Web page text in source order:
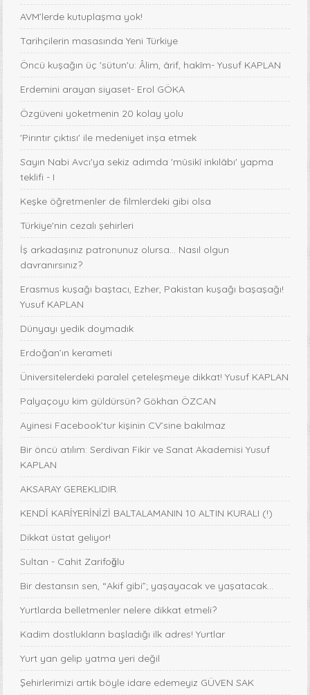
AVM’lerde kutuplaşma yok!
Tarihçilerin masasında Yeni Türkiye
Öncü kuşağın üç 'sütun'u: Âlim, ârif, hakîm- Yusuf KAPLAN
Erdemini arayan siyaset- Erol GÖKA
Özgüveni yoketmenin 20 kolay yolu
'Pirıntır çıktısı' ile medeniyet inşa etmek
Sayın Nabi Avcı'ya sekiz adımda 'mûsikî inkılâbı' yapma
teklifi - I
Keşke öğretmenler de filmlerdeki gibi olsa
Türkiye'nin cezalı şehirleri
İş arkadaşınız patronunuz olursa… Nasıl olgun
davranırsınız?
Erasmus kuşağı baştacı, Ezher, Pakistan kuşağı başaşağı!
Yusuf KAPLAN
Dünyayı yedik doymadık
Erdoğan’ın kerameti
Üniversitelerdeki paralel çeteleşmeye dikkat! Yusuf KAPLAN
Palyaçoyu kim güldürsün? Gökhan ÖZCAN
Ayinesi Facebook’tur kişinin CV’sine bakılmaz
Bir öncü atılım: Serdivan Fikir ve Sanat Akademisi Yusuf
KAPLAN
AKSARAY GEREKLIDIR.
KENDİ KARİYERİNİZİ BALTALAMANIN 10 ALTIN KURALI (!)
Dikkat üstat geliyor!
Sultan - Cahit Zarifoğlu
Bir destansın sen, “Akif gibi”; yaşayacak ve yaşatacak...
Yurtlarda belletmenler nelere dikkat etmeli?
Kadim dostlukların başladığı ilk adres! Yurtlar
Yurt yan gelip yatma yeri değil
Şehirlerimizi artık böyle idare edemeyiz GÜVEN SAK